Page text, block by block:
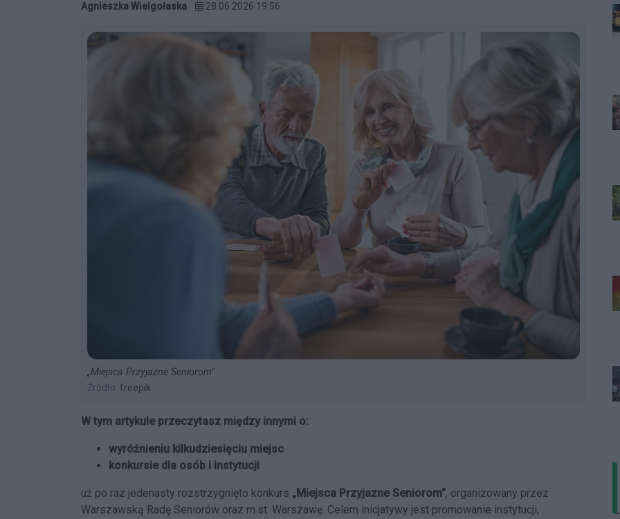
Agnieszka Wielgołaska 28.06.2026 19:56
„Miejsca Przyjazne Seniorom”
Źródło: freepik
W tym artykule przeczytasz między innymi o:
wyróżnieniu kilkudziesięciu miejsc
konkursie dla osób i instytucji
uż po raz jedenasty rozstrzygnięto konkurs „Miejsca Przyjazne Seniorom”, organizowany przez
Warszawską Radę Seniorów oraz m.st. Warszawę. Celem inicjatywy jest promowanie instytucji,